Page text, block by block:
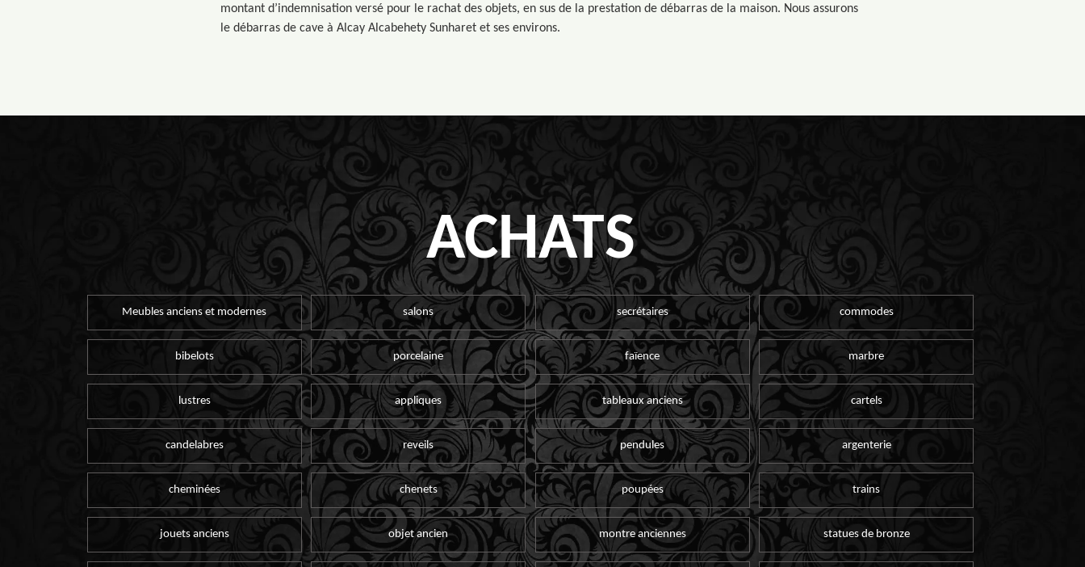
montant d’indemnisation versé pour le rachat des objets, en sus de la prestation de débarras de la maison. Nous assurons
le débarras de cave à Alcay Alcabehety Sunharet et ses environs.
ACHATS
Meubles anciens et modernes salons secrétaires commodes
bibelots porcelaine faïence marbre
lustres appliques tableaux anciens cartels
candelabres reveils pendules argenterie
cheminées chenets poupées trains
jouets anciens objet ancien montre anciennes statues de bronze